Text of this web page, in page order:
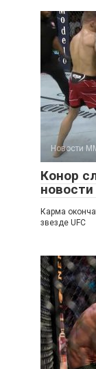
Новости
Конор
Карма
звезде UFC